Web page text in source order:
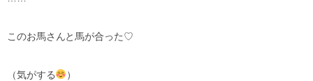
このお馬さんと馬が合った♡
（気がする
）